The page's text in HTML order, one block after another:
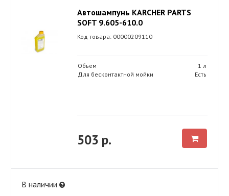
Автошампунь KARСHER PARTS
SOFT 9.605-610.0
Код товара: 00000209110
Объем
1 л
Для бесконтактной мойки
Есть
503 р.
В наличии